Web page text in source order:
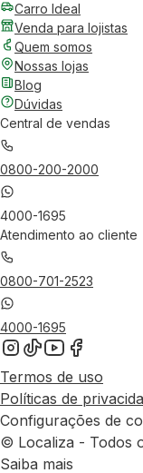
Carro Ideal
Venda para lojistas
Quem somos
Nossas lojas
Blog
Dúvidas
Central de vendas
0800-200-2000
4000-1695
Atendimento ao cliente
0800-701-2523
4000-1695
Termos de uso
Políticas de
Configurações de
© Localiza - Todos
Saiba mais